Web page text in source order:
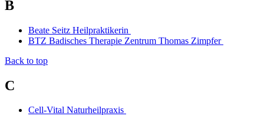
B
Beate Seitz Heilpraktikerin
BTZ Badisches Therapie Zentrum Thomas Zimpfer
Back to top
C
Cell-Vital Naturheilpraxis